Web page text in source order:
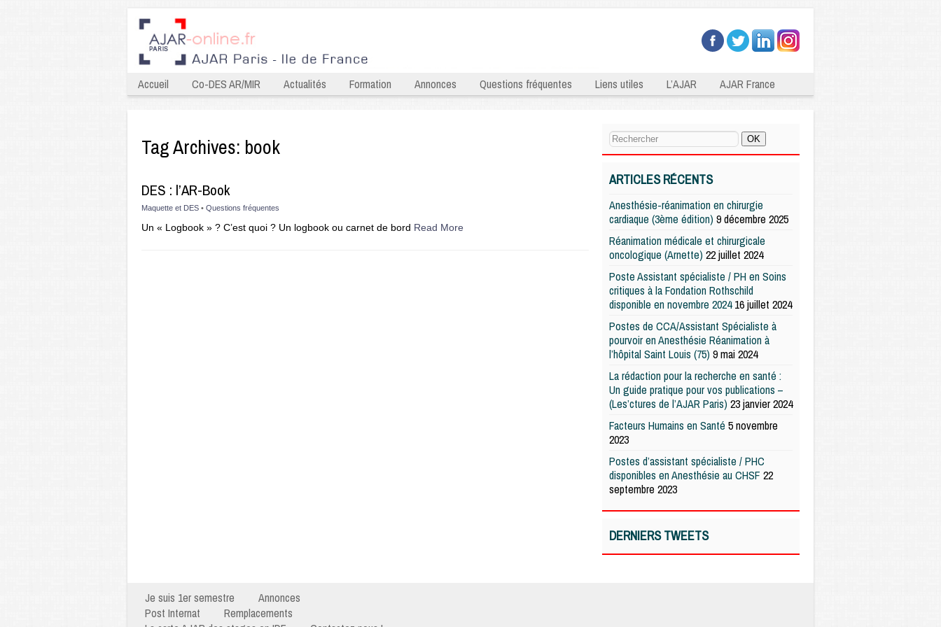
Accueil Co-DES AR/MIR Actualités Formation Annonces Questions fréquentes Liens utiles L’AJAR AJAR France
Tag Archives: book
DES : l’AR-Book
Maquette et DES • Questions fréquentes
Un « Logbook » ? C’est quoi ? Un logbook ou carnet de bord Read More
ARTICLES RÉCENTS
Anesthésie-réanimation en chirurgie
cardiaque (3ème édition) 9 décembre 2025
Réanimation médicale et chirurgicale
oncologique (Arnette) 22 juillet 2024
Poste Assistant spécialiste / PH en Soins
critiques à la Fondation Rothschild
disponible en novembre 2024 16 juillet 2024
Postes de CCA/Assistant Spécialiste à
pourvoir en Anesthésie Réanimation à
l’hôpital Saint Louis (75) 9 mai 2024
La rédaction pour la recherche en santé :
Un guide pratique pour vos publications –
(Les’ctures de l’AJAR Paris) 23 janvier 2024
Facteurs Humains en Santé 5 novembre
2023
Postes d’assistant spécialiste / PHC
disponibles en Anesthésie au CHSF 22
septembre 2023
DERNIERS TWEETS
Je suis 1er semestre
Annonces
Post Internat
Remplacements